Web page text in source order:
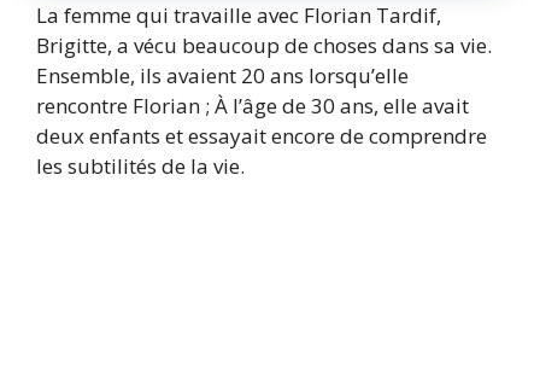
La femme qui travaille avec Florian Tardif,
Brigitte, a vécu beaucoup de choses dans sa vie.
Ensemble, ils avaient 20 ans lorsqu’elle
rencontre Florian ; À l’âge de 30 ans, elle avait
deux enfants et essayait encore de comprendre
les subtilités de la vie.